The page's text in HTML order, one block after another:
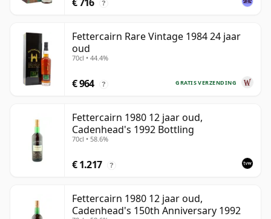
?
Fettercairn Rare Vintage 1984 24 jaar
oud
70cl • 44.4%
GRATIS VERZENDING
€ 964 ?
Fettercairn 1980 12 jaar oud,
Cadenhead's 1992 Bottling
70cl • 58.6%
€ 1.217 ?
Fettercairn 1980 12 jaar oud,
Cadenhead's 150th Anniversary 1992